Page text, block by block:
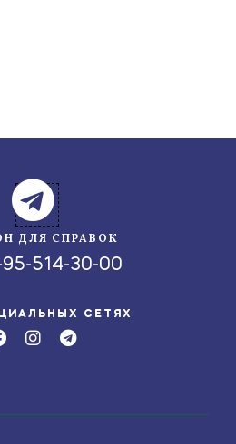
ДЛЯ СПРАВОК
95-514-30-00
СЕТЯХ